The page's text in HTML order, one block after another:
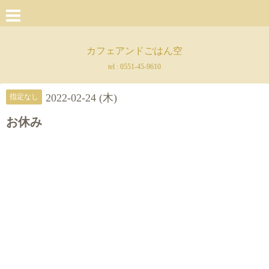
カフェアンドごはん空
tel : 0551-45-9610
指定なし 2022-02-24 (木)
お休み